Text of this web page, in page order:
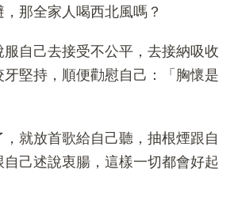
那全家人喝西北風嗎？
自己去接受不公平，去接納吸收
堅持，順便勸慰自己：「胸懷是
就放首歌給自己聽，抽根煙跟自
己述說衷腸，這樣一切都會好起